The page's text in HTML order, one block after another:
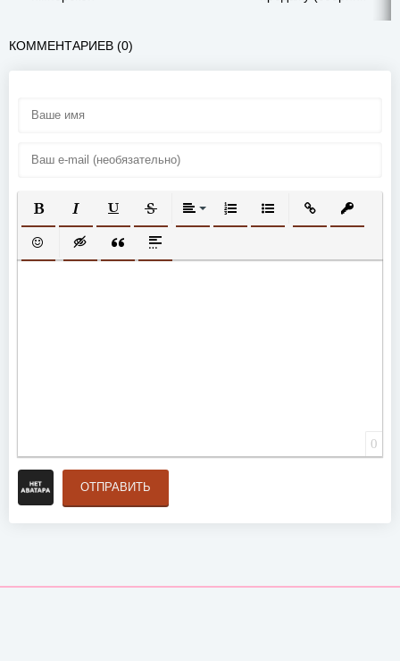
КОММЕНТАРИЕВ (0)
ПОЛУЖИРНЫЙ
КУРСИВПОДЧЕРКНУТЫЙ
ЗАЧЕРКНУТЫЙВЫРАВНИВАНИЕ
НУМЕРОВАННЫЙ СПИСОК
МАРКИРОВАННЫЙ
ВСТАВИТЬ
ВСТАВИТЬ СМАЙЛИК
ВСТАВКА СКРЫТОГО ТЕКСТА
ВСТАВКА ЦИТАТЫ
ВСТАВКА СПОЙЛЕРА
0
ОТПРАВИТЬ